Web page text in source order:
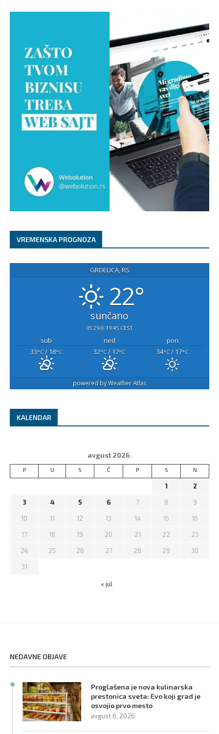
VREMENSKA PROGNOZA
GRDELICA, RS
22°
sunčano
05:29 19:45 CEST
sub ned
pon
33°C / 18°C 32°C / 17°C 34°C / 17°C
powered byWeather Atlas
KALENDAR
avgust 2026.
P U S Č P S N
1 2
3 4 5 6 7 8 9
10 11 12 13 14 15 16
17 18 19 20 21 22 23
24 25 26 27 28 29 30
31
« jul
NEDAVNE OBJAVE
Proglašena je nova kulinarska
prestonica sveta: Evo koji grad je
osvojio prvo mesto
avgust 6, 2026